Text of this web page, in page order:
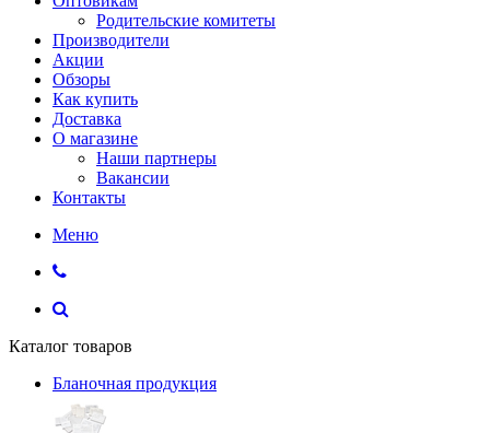
Родительские комитеты
Производители
Акции
Обзоры
Как купить
Доставка
О магазине
Наши партнеры
Вакансии
Контакты
Меню
Каталог товаров
Бланочная продукция